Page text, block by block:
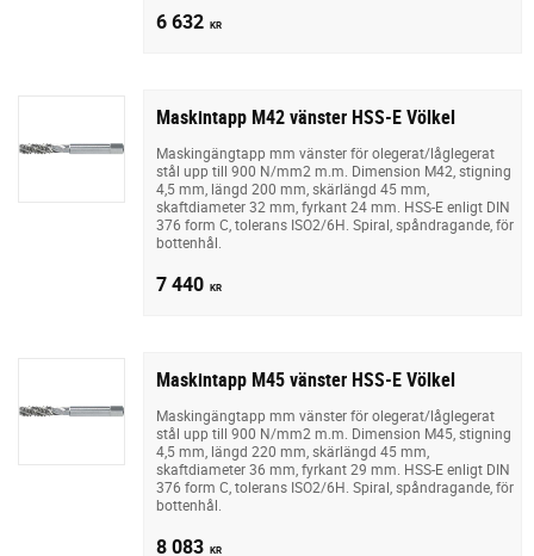
6 632 KR
Maskintapp M42 vänster HSS-E Völkel
Maskingängtapp mm vänster för olegerat/låglegerat
stål upp till 900 N/mm2 m.m. Dimension M42, stigning
4,5 mm, längd 200 mm, skärlängd 45 mm,
skaftdiameter 32 mm, fyrkant 24 mm. HSS-E enligt DIN
376 form C, tolerans ISO2/6H. Spiral, spåndragande, för
bottenhål.
7 440 KR
Maskintapp M45 vänster HSS-E Völkel
Maskingängtapp mm vänster för olegerat/låglegerat
stål upp till 900 N/mm2 m.m. Dimension M45, stigning
4,5 mm, längd 220 mm, skärlängd 45 mm,
skaftdiameter 36 mm, fyrkant 29 mm. HSS-E enligt DIN
376 form C, tolerans ISO2/6H. Spiral, spåndragande, för
bottenhål.
8 083 KR